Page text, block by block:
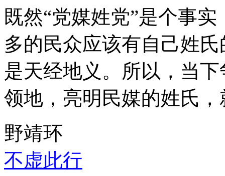
既然“党媒姓党”是个事
多的民众应该有自己姓
是天经地义。所以，当
领地，亮明民媒的姓氏
野靖环
不虚此行